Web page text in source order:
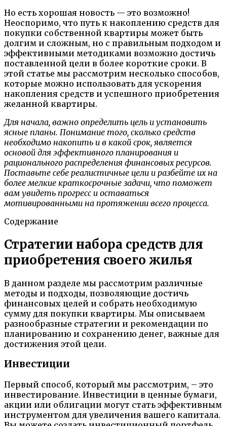
Но есть хорошая новость — это возможно!
Неоспоримо, что путь к накоплению средств для
покупки собственной квартиры может быть
долгим и сложным, но с правильным подходом и
эффективными методиками возможно достичь
поставленной цели в более короткие сроки. В
этой статье мы рассмотрим несколько способов,
которые можно использовать для ускорения
накопления средств и успешного приобретения
желанной квартиры.
Для начала, важно определить цель и установить
ясные планы. Понимание того, сколько средств
необходимо накопить и в какой срок, является
основой для эффективного планирования и
рационального распределения финансовых ресурсов.
Поставьте себе реалистичные цели и разбейте их на
более мелкие краткосрочные задачи, что поможет
вам увидеть прогресс и оставаться
мотивированными на протяжении всего процесса.
Содержание
Стратегии набора средств для
приобретения своего жилья
В данном разделе мы рассмотрим различные
методы и подходы, позволяющие достичь
финансовых целей и собрать необходимую
сумму для покупки квартиры. Мы описываем
разнообразные стратегии и рекомендации по
планированию и сохранению денег, важные для
достижения этой цели.
Инвестиции
Первый способ, который мы рассмотрим, – это
инвестирование. Инвестиции в ценные бумаги,
акции или облигации могут стать эффективным
инструментом для увеличения вашего капитала.